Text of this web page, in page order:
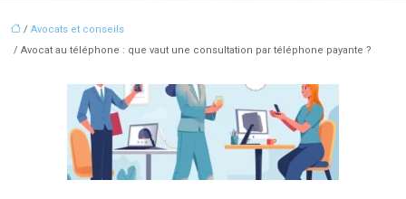
/ Avocats et conseils
/ Avocat au téléphone : que vaut une consultation par téléphone payante ?